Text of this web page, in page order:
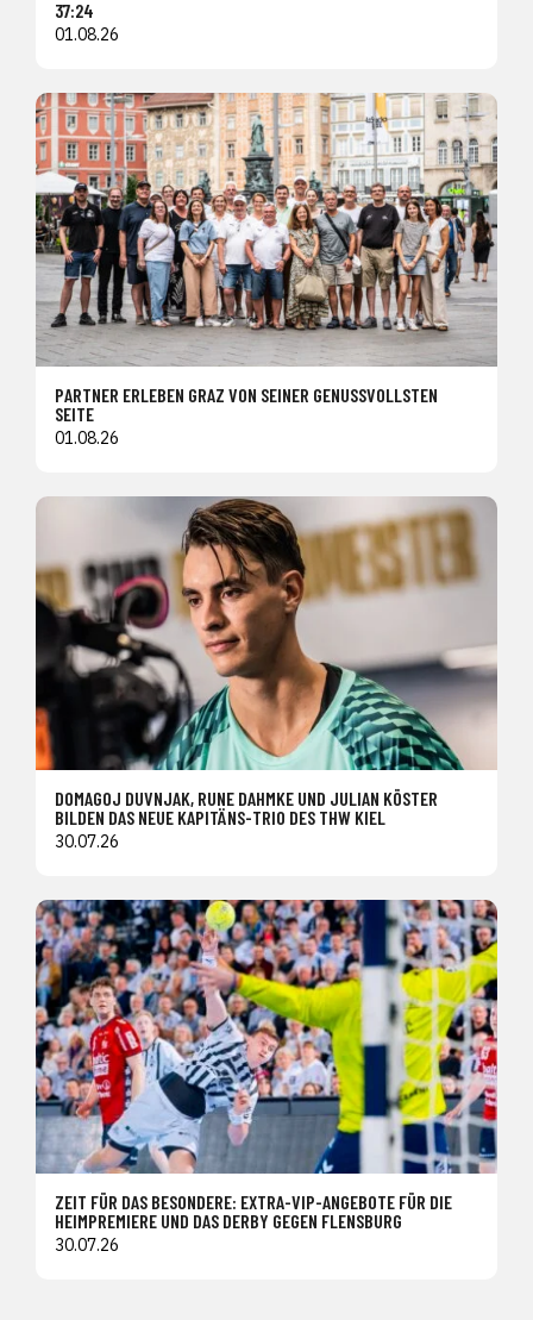
37:24
01.08.26
PARTNER ERLEBEN GRAZ VON SEINER GENUSSVOLLSTEN
SEITE
01.08.26
DOMAGOJ DUVNJAK, RUNE DAHMKE UND JULIAN KÖSTER
BILDEN DAS NEUE KAPITÄNS-TRIO DES THW KIEL
30.07.26
ZEIT FÜR DAS BESONDERE: EXTRA-VIP-ANGEBOTE FÜR DIE
HEIMPREMIERE UND DAS DERBY GEGEN FLENSBURG
30.07.26